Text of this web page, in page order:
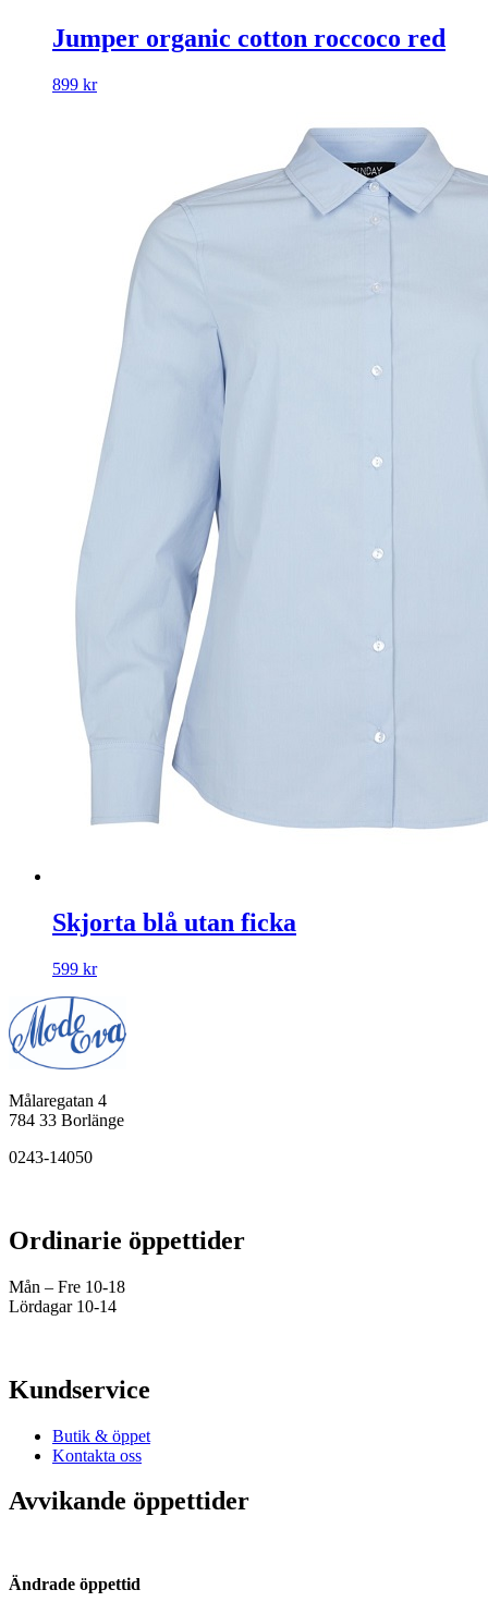
Jumper organic cotton roccoco red
899 kr
Skjorta blå utan ficka
599 kr
Målaregatan 4
784 33 Borlänge
0243-14050
Ordinarie öppettider
Mån – Fre 10-18
Lördagar 10-14
Kundservice
Butik & öppet
Kontakta oss
Avvikande öppettider
Ändrade öppettid